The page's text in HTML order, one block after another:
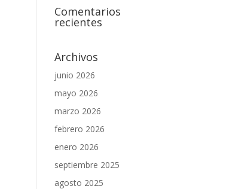
Comentarios
recientes
Archivos
junio 2026
mayo 2026
marzo 2026
febrero 2026
enero 2026
septiembre 2025
agosto 2025